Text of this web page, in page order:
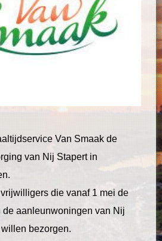
Van Smaak de
van Nij Stapert in
vrijwilligers die vanaf 1 mei de
aanleunwoningen van Nij
bezorgen.